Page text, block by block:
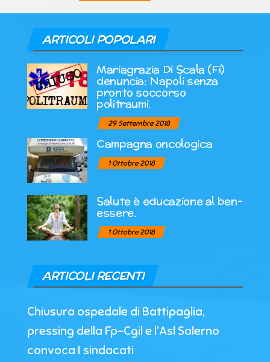
ARTICOLI POPOLARI
Mariagrazia Di Scala (Fi)
denuncia: Napoli senza
pronto soccorso
politraumi.
29 Settembre 2018
Campagna oncologica
1 Ottobre 2018
Salute è educazione al ben-
essere.
1 Ottobre 2018
ARTICOLI RECENTI
Chiusura ospedale di Battipaglia,
pressing della Fp-Cgil e l’Asl Salerno
convoca I sindacati